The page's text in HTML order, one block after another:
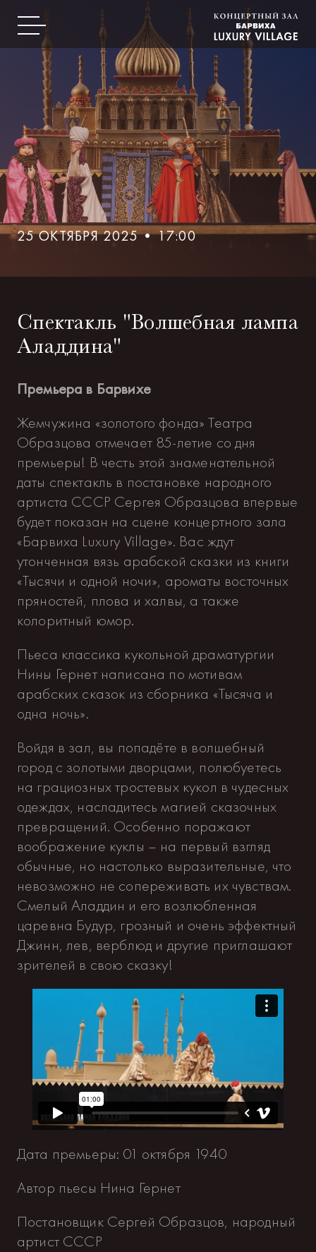
25 ОКТЯБРЯ 2025 • 17:00
Спектакль "Волшебная лампа
Аладдина"
Премьера в Барвихе
Жемчужина «золотого фонда» Театра
Образцова отмечает 85-летие со дня
премьеры! В честь этой знаменательной
даты спектакль в постановке народного
артиста СССР Сергея Образцова впервые
будет показан на сцене концертного зала
«Барвиха Luxury Village». Вас ждут
утонченная вязь арабской сказки из книги
«Тысячи и одной ночи», ароматы восточных
пряностей, плова и халвы, а также
колоритный юмор.
Пьеса классика кукольной драматургии
Нины Гернет написана по мотивам
арабских сказок из сборника «Тысяча и
одна ночь».
Войдя в зал, вы попадёте в волшебный
город с золотыми дворцами, полюбуетесь
на грациозных тростевых кукол в чудесных
одеждах, насладитесь магией сказочных
превращений. Особенно поражают
воображение куклы – на первый взгляд
обычные, но настолько выразительные, что
невозможно не сопереживать их чувствам.
Смелый Аладдин и его возлюбленная
царевна Будур, грозный и очень эффектный
Джинн, лев, верблюд и другие приглашают
зрителей в свою сказку!
Дата премьеры: 01 октября 1940
Автор пьесы Нина Гернет
Постановщик Сергей Образцов, народный
артист СССР